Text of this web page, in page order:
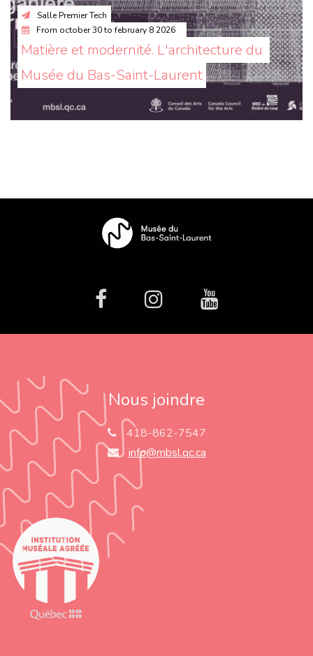
Salle Premier Tech
From october 30to february 8 2026
Matière et modernité. L'architecture du
Musée du Bas-Saint-Laurent
facebookInstagramYoutube
Nous joindre
418-862-7547
info@mbsl.qc.ca